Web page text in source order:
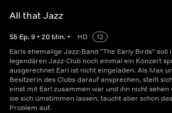
All that Jazz
S5 Ep.9 • 20 Min. • HD
12
Earls ehemalige Jazz-Band "The Early Birds" soll
legendären Jazz-Club noch einmal ein Konzert
ausgerechnet Earl ist nicht eingeladen. Als Max
Besitzerin des Clubs darauf ansprechen, stellt
einst mit Earl zusammen war und ihn nicht sehen
sie sich umstimmen lassen, taucht aber schon
Problem auf.